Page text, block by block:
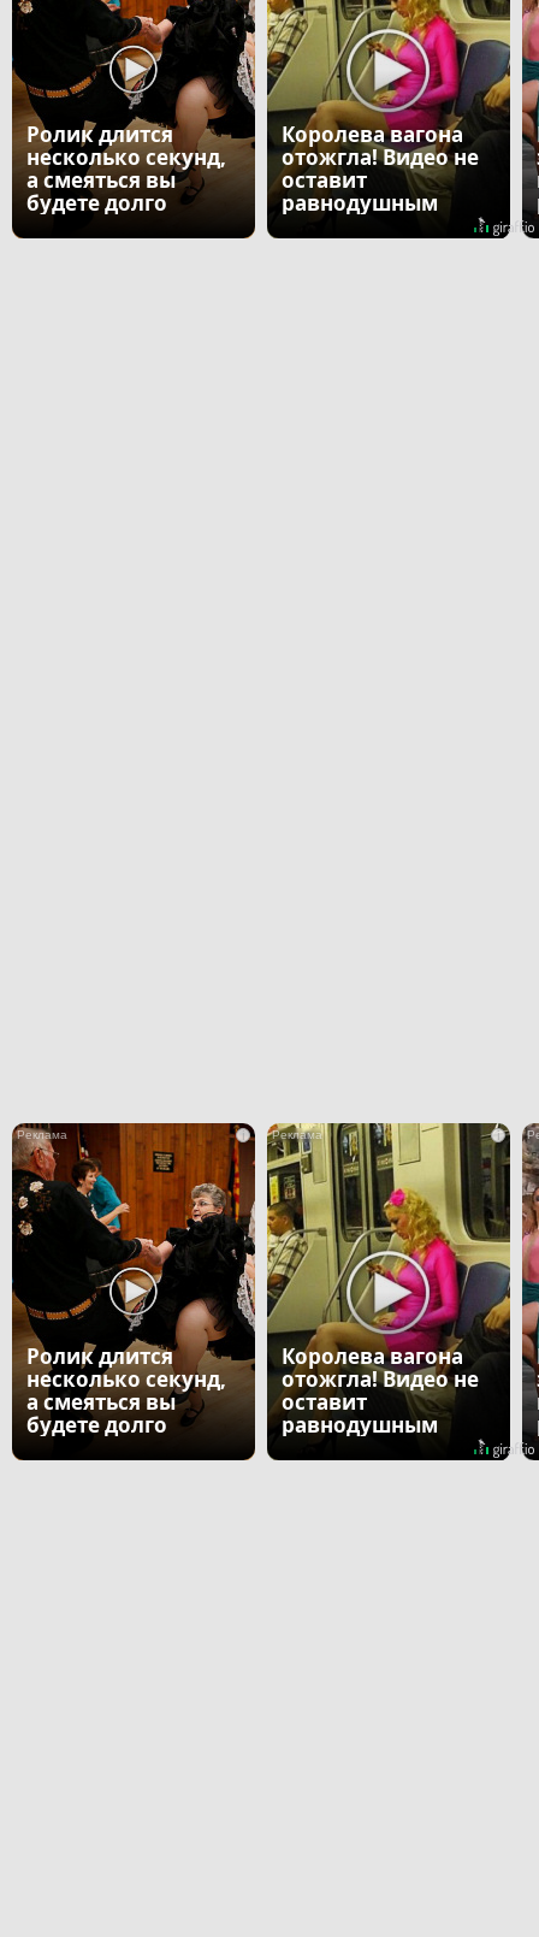
Ролик длится
несколько секунд,
а смеяться вы
будете долго
Королева вагона
отожгла! Видео не
оставит
равнодушным
i
Ролик длится
несколько секунд,
а смеяться вы
будете долго
i
Королева вагона
отожгла! Видео не
оставит
равнодушным